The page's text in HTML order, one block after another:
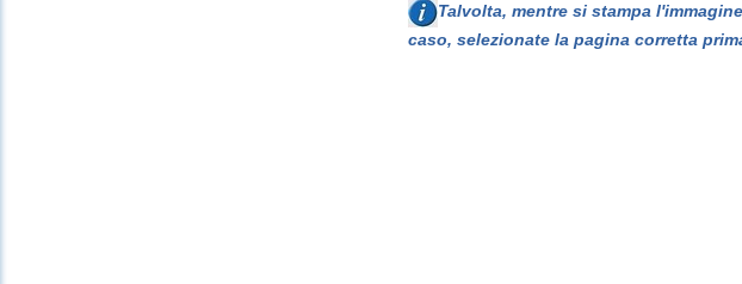
Talvolta, mentre si stampa
caso, selezionate la pagina corretta